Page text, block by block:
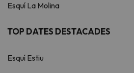
Esquí La Molina
TOP DATES DESTACADES
Esquí Estiu